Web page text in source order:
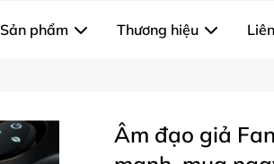
Sản phẩm Thương hiệu
Âm đạo giả